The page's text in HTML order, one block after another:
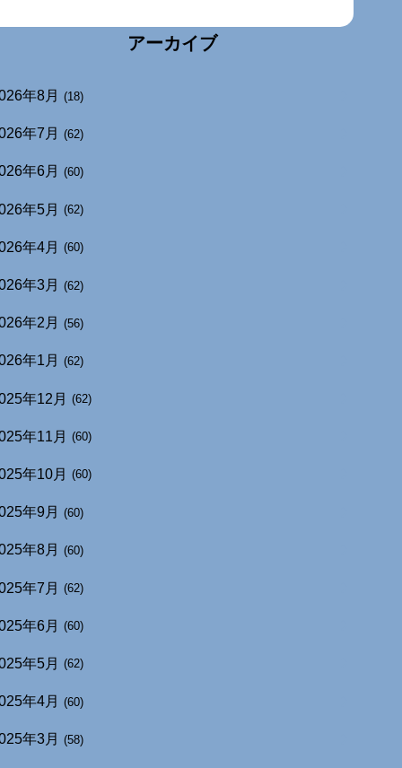
アーカイブ
年8月 (18)
年7月 (62)
年6月 (60)
年5月 (62)
年4月 (60)
年3月 (62)
年2月 (56)
年1月 (62)
年12月 (62)
年11月 (60)
年10月 (60)
年9月 (60)
年8月 (60)
年7月 (62)
年6月 (60)
年5月 (62)
年4月 (60)
年3月 (58)